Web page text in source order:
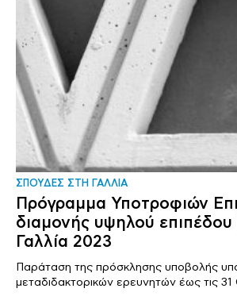
ΣΠΟΥΔΕΣ ΣΤΗ ΓΑΛΛΙΑ
Πρόγραμμα Υποτροφιών
διαμονής υψηλού επιπέδου
Γαλλία 2023
Παράταση της πρόσκλησης υποβολής
μεταδιδακτορικών ερευνητών έως τις